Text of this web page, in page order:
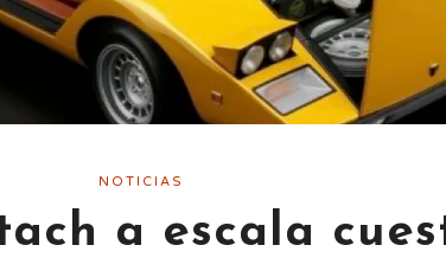
NOTICIAS
a escala